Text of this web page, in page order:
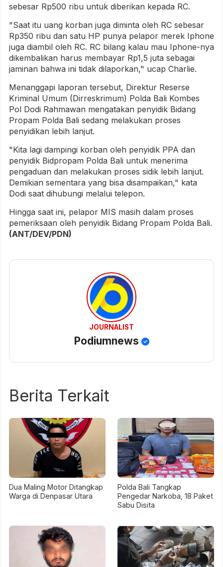
sebesar Rp500 ribu untuk diberikan kepada RC.
"Saat itu uang korban juga diminta oleh RC sebesar
Rp350 ribu dan satu HP punya pelapor merek Iphone
juga diambil oleh RC. RC bilang kalau mau Iphone-nya
dikembalikan harus membayar Rp1,5 juta sebagai
jaminan bahwa ini tidak dilaporkan," ucap Charlie.
Menanggapi laporan tersebut, Direktur Reserse
Kriminal Umum (Dirreskrimum) Polda Bali Kombes
Pol Dodi Rahmawan mengatakan penyidik Bidang
Propam Polda Bali sedang melakukan proses
penyidikan lebih lanjut.
"Kita lagi dampingi korban oleh penyidik PPA dan
penyidik Bidpropam Polda Bali untuk menerima
pengaduan dan melakukan proses sidik lebih lanjut.
Demikian sementara yang bisa disampaikan," kata
Dodi saat dihubungi melalui telepon.
Hingga saat ini, pelapor MIS masih dalam proses
pemeriksaan oleh penyidik Bidang Propam Polda Bali.
(ANT/DEV/PDN)
JOURNALIST
Podiumnews
Berita Terkait
Dua Maling Motor Ditangkap
Warga di Denpasar Utara
Polda Bali Tangkap
Pengedar Narkoba, 18 Paket
Sabu Disita